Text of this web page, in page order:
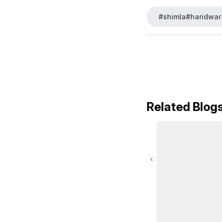
#shimla#haridwar
Related